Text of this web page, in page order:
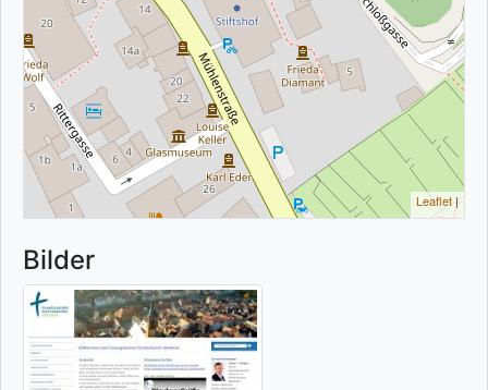
Leaflet|
Bilder